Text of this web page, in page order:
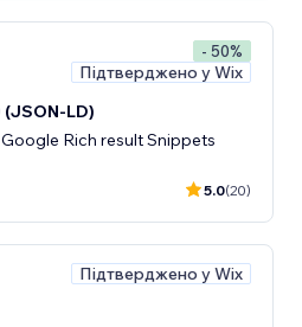
- 50%
Підтверджено у Wix
(JSON-LD)
Rich result Snippets
5.0(20)
Підтверджено у Wix